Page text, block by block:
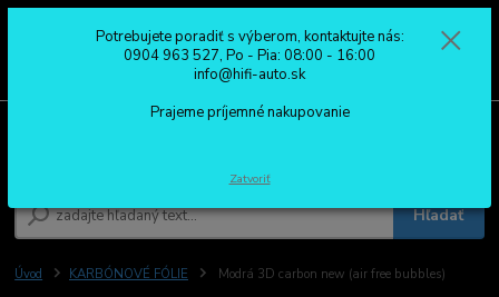
Hľadať
0904 963 527
Po - Pia: 08:00 - 16:00
Úvod KARBÓNOVÉ FÓLIE Modrá 3D carbon new (air free bubbles)
Potrebujete poradiť s výberom, kontaktujte nás:
0904 963 527, Po - Pia: 08:00 - 16:00
info@hifi-auto.sk
Prajeme príjemné nakupovanie
Zatvoriť